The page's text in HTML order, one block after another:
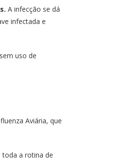
A infecção se dá
infectada e
uso de
Aviária, que
toda a rotina de